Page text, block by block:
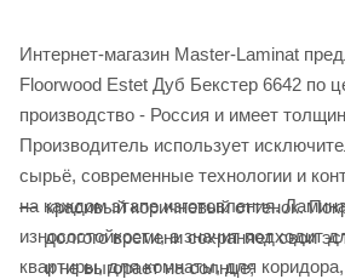
Интернет-магазин Master-Laminat
Floorwood Estet Дуб Бекстер 6642 по
производство - Россия и имеет
Производитель использует
сырьё, современные технологии и
на каждом этапе изготовления.
износостойкости, а значит подходит
квартиры, для комнаты, для
красивый коричневый оттенок.
долгого времени сохраняет свои
и не выгорает на солнце;